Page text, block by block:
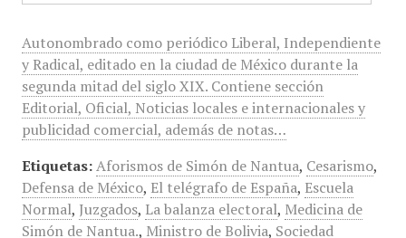
Autonombrado como periódico Liberal, Independiente
y Radical, editado en la ciudad de México durante la
segunda mitad del siglo XIX. Contiene sección
Editorial, Oficial, Noticias locales e internacionales y
publicidad comercial, además de notas…
Etiquetas: Aforismos de Simón de Nantua, Cesarismo,
Defensa de México, El telégrafo de España, Escuela
Normal, Juzgados, La balanza electoral, Medicina de
Simón de Nantua., Ministro de Bolivia, Sociedad